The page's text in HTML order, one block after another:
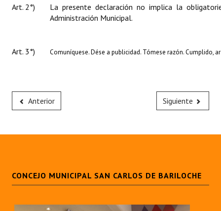
Art. 2°)
La presente declaración no implica la
Administración Municipal.
Art. 3°) Comuníquese. Dése a publicidad. Tómese razón. Cumplido,
Anterior Siguiente
CONCEJO MUNICIPAL SAN CARLOS DE BARILOCHE